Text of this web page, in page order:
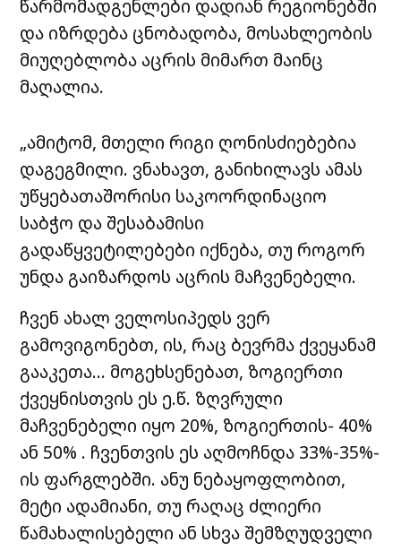
წარმომადგენლები დადიან რეგიონებში
და იზრდება ცნობადობა, მოსახლეობის
მიუღებლობა აცრის მიმართ მაინც
მაღალია.
„ამიტომ, მთელი რიგი ღონისძიებებია
დაგეგმილი. ვნახავთ, განიხილავს ამას
უწყებათაშორისი საკოორდინაციო
საბჭო და შესაბამისი
გადაწყვეტილებები იქნება, თუ როგორ
უნდა გაიზარდოს აცრის მაჩვენებელი.
ჩვენ ახალ ველოსიპედს ვერ
გამოვიგონებთ, ის, რაც ბევრმა ქვეყანამ
გააკეთა… მოგეხსენებათ, ზოგიერთი
ქვეყნისთვის ეს ე.წ. ზღვრული
მაჩვენებელი იყო 20%, ზოგიერთის- 40%
ან 50% . ჩვენთვის ეს აღმოჩნდა 33%-35%-
ის ფარგლებში. ანუ ნებაყოფლობით,
მეტი ადამიანი, თუ რაღაც ძლიერი
წამახალისებელი ან სხვა შემზღუდველი